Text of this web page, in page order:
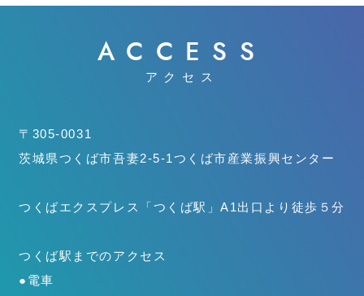
ACCESS
アクセス
〒305-0031
茨城県つくば市吾妻2-5-1つくば市産業振興センター
つくばエクスプレス「つくば駅」A1出口より徒歩５分
つくば駅までのアクセス
●電車